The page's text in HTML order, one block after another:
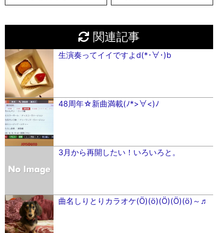
関連記事
生演奏ってイイですよd(*･∀︎･)b
48周年☆新曲満載(ﾉ*>∀<)ﾉ
3月から再開したい！いろいろと。
曲名しりとりカラオケ(Ӧ)(ӧ)(Ӧ)(Ӧ)(ӧ)～♬